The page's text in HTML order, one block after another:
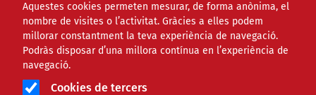
Aquestes cookies permeten mesurar, de forma anònima, el
nombre de visites o l’activitat. Gràcies a elles podem
millorar constantment la teva experiència de navegació.
Podràs disposar d’una millora contínua en l’experiència de
navegació.
Cookies de tercers